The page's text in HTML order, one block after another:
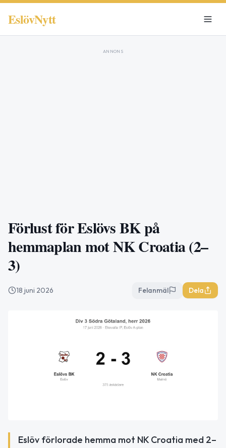
EslövNytt
ANNONS
Förlust för Eslövs BK på
hemmaplan mot NK Croatia (2–
3)
18 juni 2026 Felanmäl Dela
Eslöv förlorade hemma mot NK Croatia med 2–